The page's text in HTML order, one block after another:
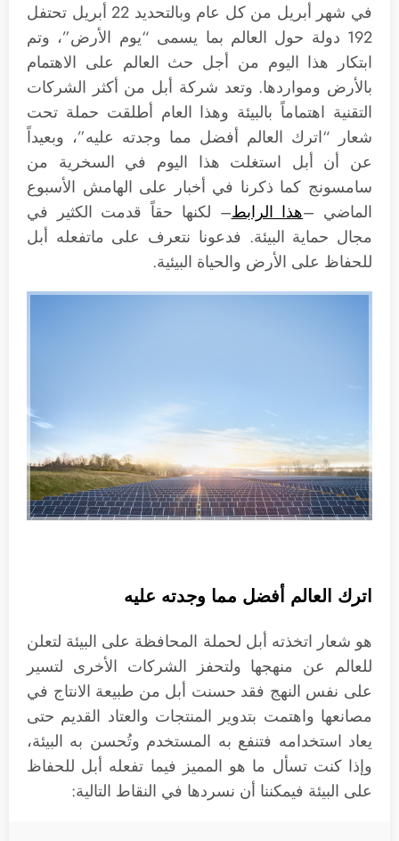
في شهر أبريل من كل عام وبالتحديد 22 أبريل تحتفل
192 دولة حول العالم بما يسمى “يوم الأرض”، وتم
ابتكار هذا اليوم من أجل حث العالم على الاهتمام
بالأرض ومواردها. وتعد شركة أبل من أكثر الشركات
التقنية اهتماماً بالبيئة وهذا العام أطلقت حملة تحت
شعار “اترك العالم أفضل مما وجدته عليه”، وبعيداً
عن أن أبل استغلت هذا اليوم في السخرية من
سامسونج كما ذكرنا في أخبار على الهامش الأسبوع
الماضي –هذا الرابط– لكنها حقاً قدمت الكثير في
مجال حماية البيئة. فدعونا نتعرف على ماتفعله أبل
للحفاظ على الأرض والحياة البيئية.
اترك العالم أفضل مما وجدته عليه
هو شعار اتخذته أبل لحملة المحافظة على البيئة لتعلن
للعالم عن منهجها ولتحفز الشركات الأخرى لتسير
على نفس النهج فقد حسنت أبل من طبيعة الانتاج في
مصانعها واهتمت بتدوير المنتجات والعتاد القديم حتى
يعاد استخدامه فتنفع به المستخدم وتُحسن به البيئة،
وإذا كنت تسأل ما هو المميز فيما تفعله أبل للحفاظ
على البيئة فيمكننا أن نسردها في النقاط التالية: